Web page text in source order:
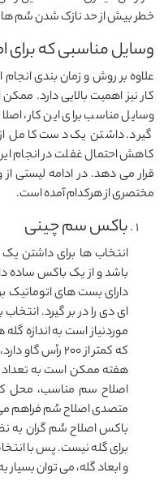
خطر بیش از حد نازک شدن سُم ها
وسایل مناسبی که برای
علاوه بر روش و زمان بندی انجام
کار نیز اهمیت بالایی دارد.
وسایل مناسب برای این کار،
گیرد. داشتن یک دست کامل از
کاهش احتمال غفلت در انجام
قرار می دهد. در ادامه لیستی
مختصری از هرکدام آمده است.
باکس سم چینی
انتخاب ها برای داشتن
باشد و از یک باکس ساده
دارای بست های اتوماتیک
ای دی را در بر گیرد.
موردنیاز است به اندازه
که کمتر از ۲۰۰
هفته ممکن است به
اصلاح سم مناسب، محل
متصدی اصلاح سُم فراهم
باکس اصلاح سُم گران به
برای گله نیست. پس با
و ابعاد گله، می توان